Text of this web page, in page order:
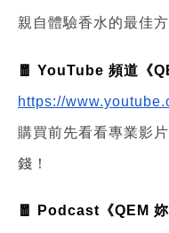
親自體驗香水的最佳
🧧 YouTube 頻道《
https://
購買前先看看專業影
錢！
🧧 Podcast《QEM 妳